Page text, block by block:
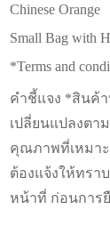
Chinese Orange
Small Bag with
*Terms and
คำชี้แจง *สินค้า
เปลี่ยนแปลงตา
คุณภาพที่เหมา
ต้องแจ้งให้ทรา
หน้าที่ ก่อนการ